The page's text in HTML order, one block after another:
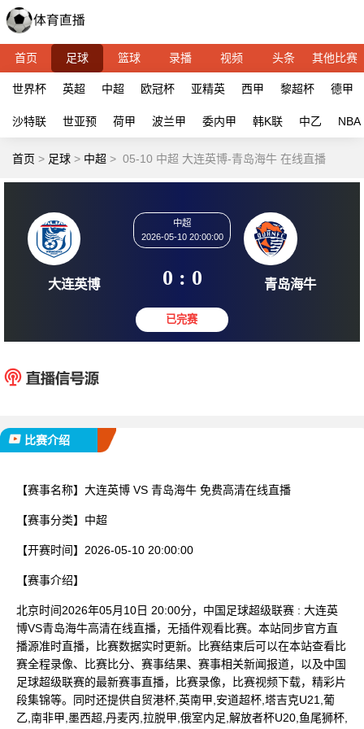
首页 足球 篮球 录播 视频 头条 其他比赛
世界杯 英超 中超 欧冠杯 亚精英 西甲 黎超杯 德甲
沙特联 世亚预 荷甲 波兰甲 委内甲 韩K联 中乙 NBA
首页 > 足球 > 中超 > 05-10 中超 大连英博-青岛海牛 在线直播
大连英博
2026-05-10 20:00:00
0 : 0 青岛
比赛介绍
【赛事名称】 大连英博 VS 青岛海牛 免费高清在线直播
【赛事分类】 中超
【开赛时间】 2026-05-10 20:00:00
【赛事介绍】
北京时间2026年05月10日 20:00分，中国足球超级联赛 : 大连英
博VS青岛海牛高清在线直播，无插件观看比赛。本站同步官方直
播源准时直播，比赛数据实时更新。比赛结束后可以在本站查看比
赛全程录像、比赛比分、赛事结果、赛事相关新闻报道，以及中国
足球超级联赛的最新赛事直播，比赛录像，比赛视频下载，精彩片
段集锦等。同时还提供自贸港杯,英南甲,安道超杯,塔吉克U21,葡
乙,南非甲,墨西超,丹麦丙,拉脱甲,俄室内足,解放者杯U20,鱼尾狮杯,